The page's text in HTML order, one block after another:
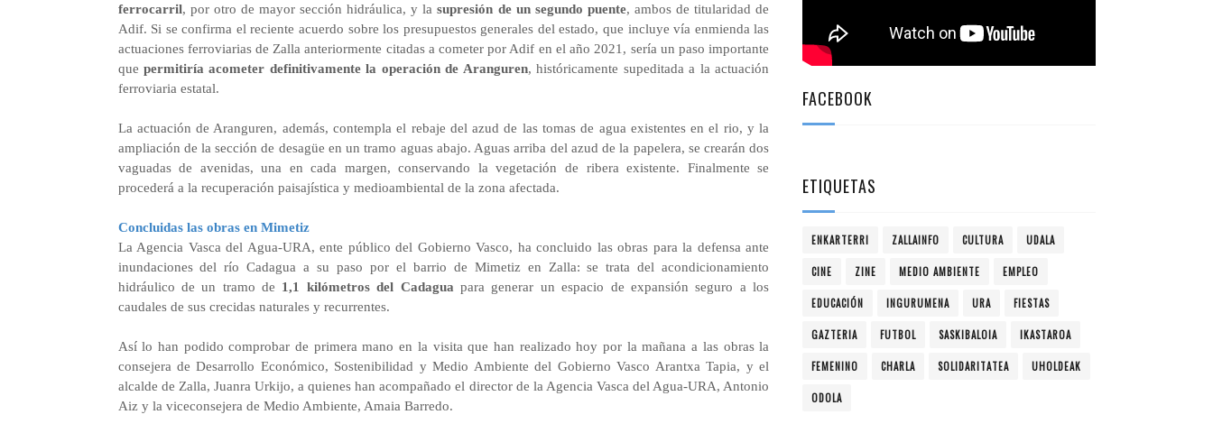
ferrocarril, por otro de mayor sección hidráulica, y lasupresión de un segundo puente, ambos de titularidad de
Adif. Si se confirma el reciente acuerdo sobre los presupuestos generales del estado, que incluye vía enmienda las
actuaciones ferroviarias de Zalla anteriormente citadas a cometer por Adif en el año 2021, sería un paso importante
que permitiría acometer definitivamente la operación de Aranguren, históricamente supeditada a la actuación
ferroviaria estatal.
La actuación de Aranguren, además, contempla el rebaje del azud de las tomas de agua existentes en el rio, y la
ampliación de la sección de desagüe en un tramo aguas abajo. Aguas arriba del azud de la papelera, se crearán dos
vaguadas de avenidas, una en cada margen, conservando la vegetación de ribera existente. Finalmente se
procederá a la recuperación paisajística y medioambiental de la zona afectada.
Concluidas las obras en Mimetiz
La Agencia Vasca del Agua-URA, ente público del Gobierno Vasco, ha concluido las obras para la defensa ante
inundaciones del río Cadagua a su paso por el barrio de Mimetiz en Zalla: se trata del acondicionamiento
hidráulico de un tramo de 1,1 kilómetros del Cadagua para generar un espacio de expansión seguro a los
caudales de sus crecidas naturales y recurrentes.
Así lo han podido comprobar de primera mano en la visita que han realizado hoy por la mañana a las obras la
consejera de Desarrollo Económico, Sostenibilidad y Medio Ambiente del Gobierno Vasco Arantxa Tapia, y el
alcalde de Zalla, Juanra Urkijo, a quienes han acompañado el director de la Agencia Vasca del Agua-URA, Antonio
Aiz y la viceconsejera de Medio Ambiente, Amaia Barredo.
FACEBOOK
ETIQUETAS
ENKARTERRI ZALLAINFO CULTURA UDALA
CINE ZINE MEDIO AMBIENTE EMPLEO
EDUCACIÓN INGURUMENA URA FIESTAS
GAZTERIA FUTBOL SASKIBALOIA IKASTAROA
FEMENINO CHARLA SOLIDARITATEA UHOLDEAK
ODOLA